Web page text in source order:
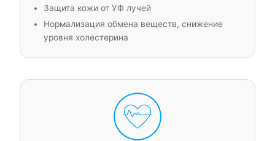
Защита кожи от УФ лучей
Нормализация обмена веществ, снижение
уровня холестерина